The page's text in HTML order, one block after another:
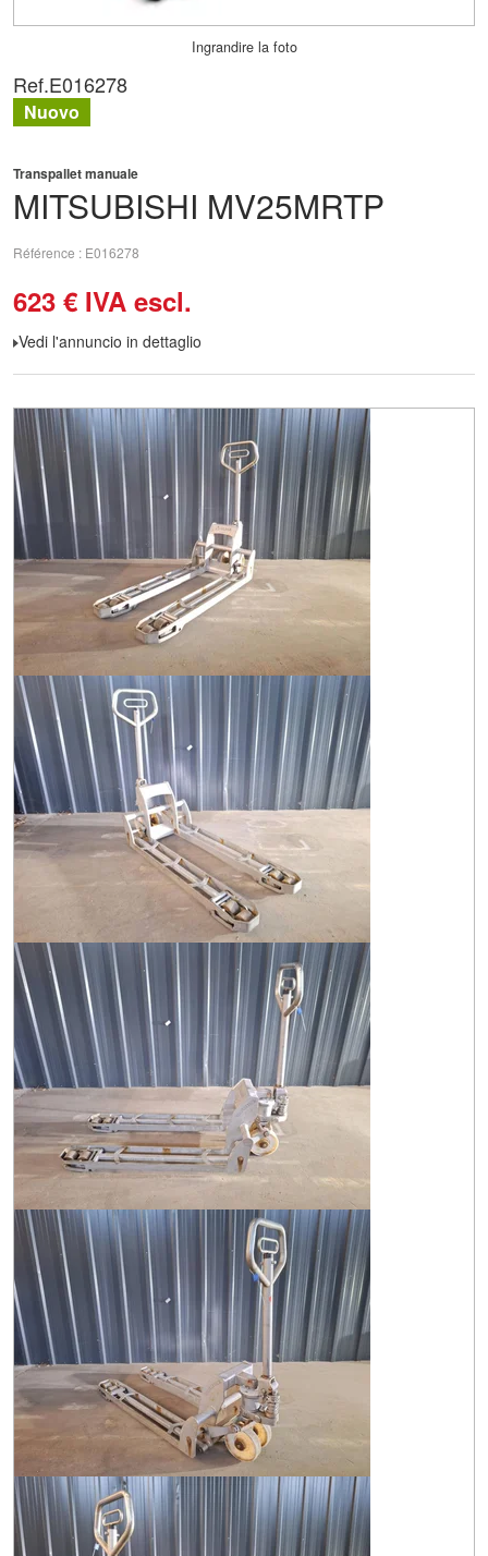
Ingrandire la foto
MITSUBISHI MV25MRTP
Transpallet manuale
Référence E016278
623 € IVA escl.
Vedi l'annuncio in dettaglio
Ref.E016278
Nuovo